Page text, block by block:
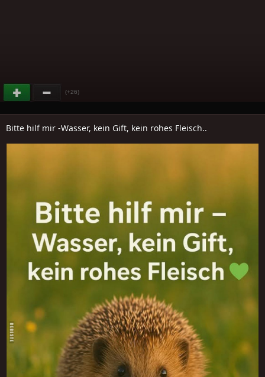
(+26)
Bitte hilf mir -Wasser, kein Gift, kein rohes Fleisch..